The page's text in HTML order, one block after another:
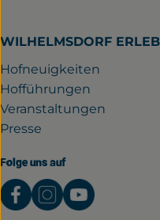
WILHELMSDORF
Hofneuigkeiten
Hofführungen
Veranstaltungen
Presse
Folge uns auf
Externer Link zu
Externer Link
Externer